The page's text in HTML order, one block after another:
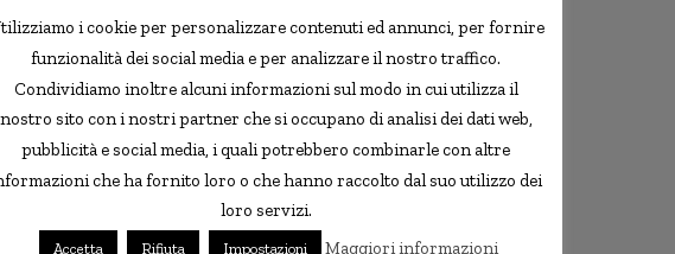
un saldo positivo). Secondo i dati di Assogestioni,
per circa 2,6 miliardi, con il totale di
-500 milioni (contro i +278 di ottobre), i fondi di
i cookie per personalizzare contenuti ed annunci, per fornire
funzionalità dei social media e per analizzare il nostro traffico.
Condividiamo inoltre alcuni informazioni sul modo in cui utilizza il
nostro sito con i nostri partner che si occupano di analisi dei dati web,
pubblicità e social media, i quali potrebbero combinarle con altre
che ha fornito loro o che hanno raccolto dal suo utilizzo dei
loro servizi.
Accetta Rifiuta Impostazioni Maggiori informazioni